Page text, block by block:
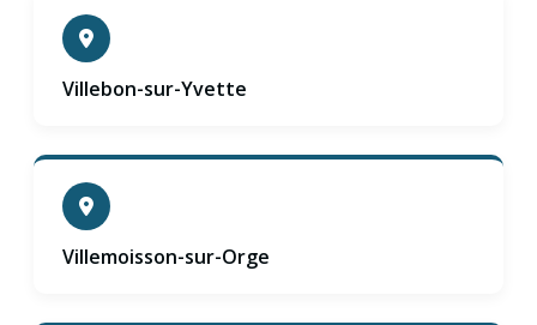
Villebon-sur-Yvette
Villemoisson-sur-Orge